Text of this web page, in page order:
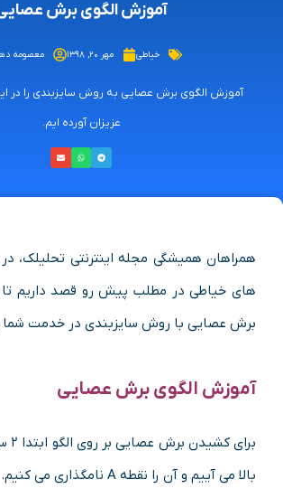
آموزش الگوی برش
خیاطی مهر ۲۰, ۱۳۹۸ معصومه
آموزش الگوی برش عصایی به روش سایزبندی را در
عزیزان آورده ایم.
همراهان همیشگی مجله اینترنتی تحلیلک،
های خیاطی در مطلب پیش رو قصد داریم تا
برش عصایی با روش سایزبندی در خدمت شما
آموزش الگوی برش عصایی
بالا می آییم و آن را نقطه A نامگذاری می کنیم.